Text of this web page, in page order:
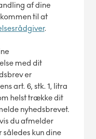
af dine
til at
.
med dit
er
art. 6, stk. 1, litra
helst trække dit
nyhedsbrevet.
du afmelder
således kun dine